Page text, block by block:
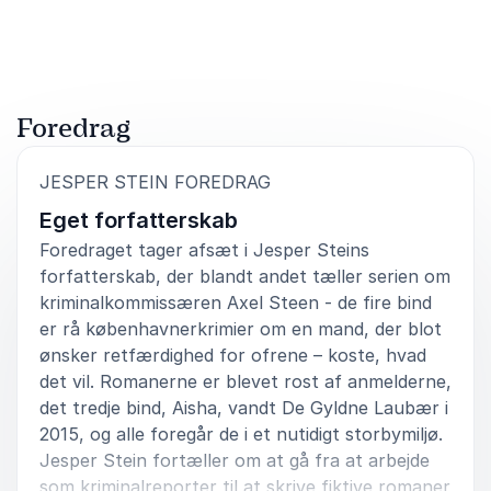
Han har et fantastisk sprog, og det er meget
rørende, når han læser op af sine bøger - i vores
tilfælde var det Ædru.
Mette Griffenfeldt Merrald
Folkekirken
ud af5
Jesper Stein er i Top-3 over de bedste
forfatterforedrag, vi har haft på Odder Bibliotek
Foredrag
JESPER STEIN FOREDRAG
Eget forfatterskab
Foredraget tager afsæt i Jesper Steins
forfatterskab, der blandt andet tæller serien om
kriminalkommissæren Axel Steen - de fire bind
er rå københavnerkrimier om en mand, der blot
ønsker retfærdighed for ofrene – koste, hvad
det vil. Romanerne er blevet rost af anmelderne,
det tredje bind, Aisha, vandt De Gyldne Laubær i
2015, og alle foregår de i et nutidigt storbymiljø.
Jesper Stein fortæller om at gå fra at arbejde
som kriminalreporter til at skrive fiktive romaner